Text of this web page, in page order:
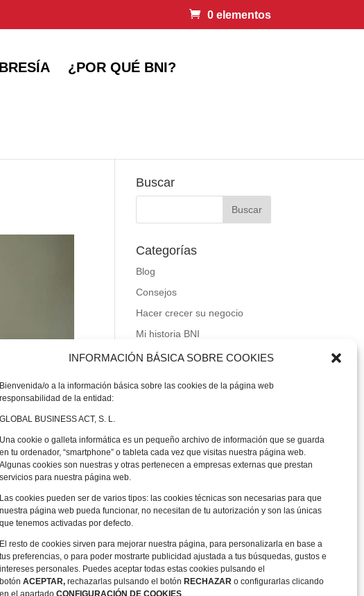
INFORMACIÓN BÁSICA SOBRE COOKIES
Bienvenida/o a la información básica sobre las cookies de la página web
responsabilidad de la entidad:
GLOBAL BUSINESS ACT, S. L.
Una cookie o galleta informática es un pequeño archivo de información que se guarda
en tu ordenador, “smartphone” o tableta cada vez que visitas nuestra página web.
Algunas cookies son nuestras y otras pertenecen a empresas externas que prestan
servicios para nuestra página web.
Las cookies pueden ser de varios tipos: las cookies técnicas son necesarias para que
nuestra página web pueda funcionar, no necesitan de tu autorización y son las únicas
que tenemos activadas por defecto.
El resto de cookies sirven para mejorar nuestra página, para personalizarla en base a
tus preferencias, o para poder mostrarte publicidad ajustada a tus búsquedas, gustos e
intereses personales. Puedes aceptar todas estas cookies pulsando el
botón ACEPTAR, rechazarlas pulsando el botón RECHAZAR o configurarlas clicando
en el apartado CONFIGURACIÓN DE COOKIES.
0 elementos
¿POR QUÉ BNI?
Buscar
Categorías
Blog
Consejos
Hacer crecer su negocio
Mi historia BNI
BNI® Growing Forward
New Mindset
Pure Joy in One-to-Ones!